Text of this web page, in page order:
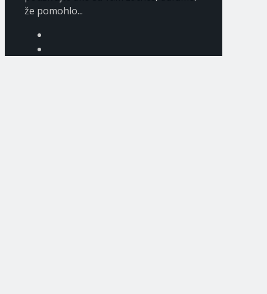
že pomohlo...